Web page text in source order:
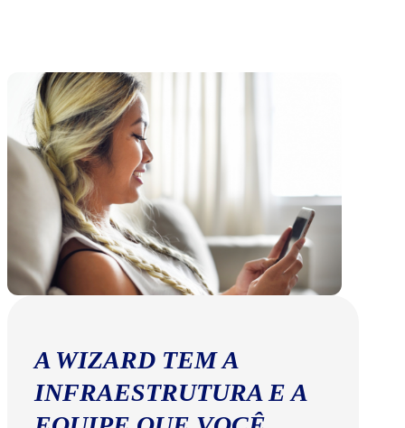
A WIZARD TEM A
INFRAESTRUTURA E A